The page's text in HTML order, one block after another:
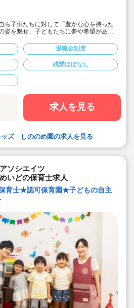
ら子供たちに対して「豊かな心を持った
姿を魅せ、子どもたちに夢や希望がある
日以上！
は時短勤務OK
子育て中の方も働きやすい環境です
制度がありますので、独身、既婚者問
働きやすい環境です。
利用可能です！
係を大事にしています。チーム保育で
でサポート。新卒で不安な方、中途で馴
方ブランク空けの方、別業種からのキャ
方！どんな方でもチームでサポートしあ
する環境です
生、海外研修など腰を据え長く勤務でき
る環境が整っています。
退職金制度
残業ほぼなし
求人を見る
ッズ しののめ園の求人を見る
ソシエイツ
いどの保育士求人
育士★認可保育園★子どもの自主